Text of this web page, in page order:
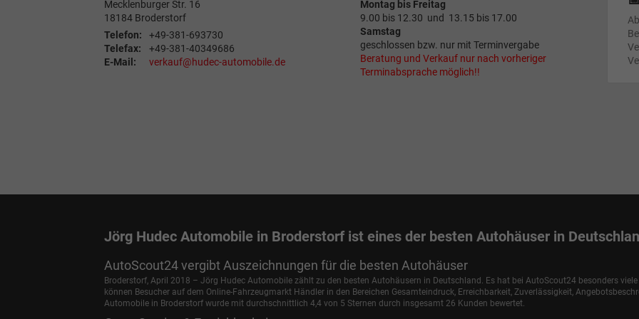
Mecklenburger Str. 16
18184 Broderstorf
Telefon:
+49-381-693730
Telefax:
+49-381-40349686
E-Mail:
verkauf@hudec-automobile.de
Montag bis Freitag
9.00 bis 12.30 und 13.15 bis 17.00
Samstag
geschlossen bzw. nur mit Terminvergabe
Beratung und Verkauf nur nach vorheriger
Terminabsprache möglich!!
Jörg Hudec Automobile in Broderstorf ist eines der besten Autohäuser in
AutoScout24 vergibt Auszeichnungen für die besten Autohäuser
Broderstorf, April 2018 – Jörg Hudec Automobile zählt zu den besten Autohäusern in Deutschland. Es hat bei AutoScout24 besonders
können Besucher auf dem Online-Fahrzeugmarkt Händler in den Bereichen Gesamteindruck, Erreichbarkeit, Zuverlässigkeit,
Automobile in Broderstorf wurde mit durchschnittlich 4,4 von 5 Sternen durch insgesamt 26 Kunden bewertet.